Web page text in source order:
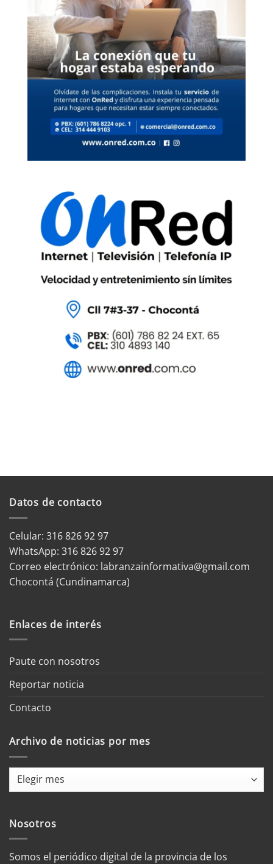
Datos de contacto
Celular: 316 826 92 97
WhatsApp: 316 826 92 97
Correo electrónico: labranzainformativa@gmail.com
Chocontá (Cundinamarca)
Enlaces de interés
Paute con nosotros
Reportar noticia
Contacto
Archivo de noticias por mes
Archivo
mes
Nosotros
Somos el periódico digital de la provincia de los